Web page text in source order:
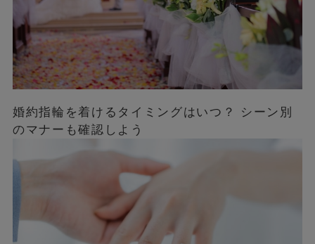
婚約指輪を着けるタイミングはいつ？ シーン別
のマナーも確認しよう